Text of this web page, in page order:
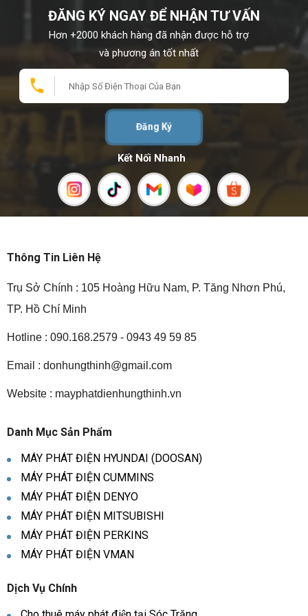
Loại đầu phát:
Xoay chiều
Số pha:
3 pha
Hệ thống điều chỉnh điện áp:
Độ tăng nhiệt:
Hệ số quy đổi:
0.8
Biến thiên điện áp:
Hiệu suất:
>90%
Bộ điều khiển cho Máy phát điện Vman 335kVA
- Công suất
Cổng kết nối
ĐĂNG KÝ NGAY ĐỂ NHẬN TƯ VẤN
Hơn +2000 khách hàng đã nhận được hỗ trợ
và phương án tốt nhất
Đăng Ký
Kết Nối Nhanh
Thông Tin Liên Hệ
Trụ Sở Chính : 105 Hoàng Hữu Nam, P. Tăng Nhơn Phú,
TP. Hồ Chí Minh
Hotline : 090.168.2579 - 0943 49 59 85
Email : donhungthinh@gmail.com
Website : mayphatdienhungthinh.vn
Danh Mục Sản Phẩm
MÁY PHÁT ĐIỆN HYUNDAI (DOOSAN)
MÁY PHÁT ĐIỆN CUMMINS
MÁY PHÁT ĐIỆN DENYO
MÁY PHÁT ĐIỆN MITSUBISHI
MÁY PHÁT ĐIỆN PERKINS
MÁY PHÁT ĐIỆN VMAN
Dịch Vụ Chính